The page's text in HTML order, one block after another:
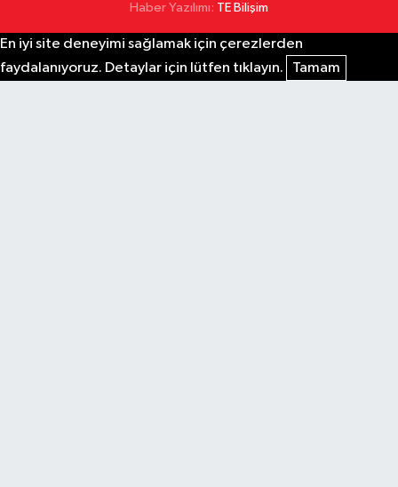
Haber Yazılımı: TE Bilişim
En iyi site deneyimi sağlamak için çerezlerden
faydalanıyoruz. Detaylar için lütfen tıklayın.
Tamam